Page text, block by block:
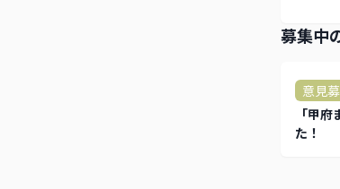
募集中
意見
「甲
た！